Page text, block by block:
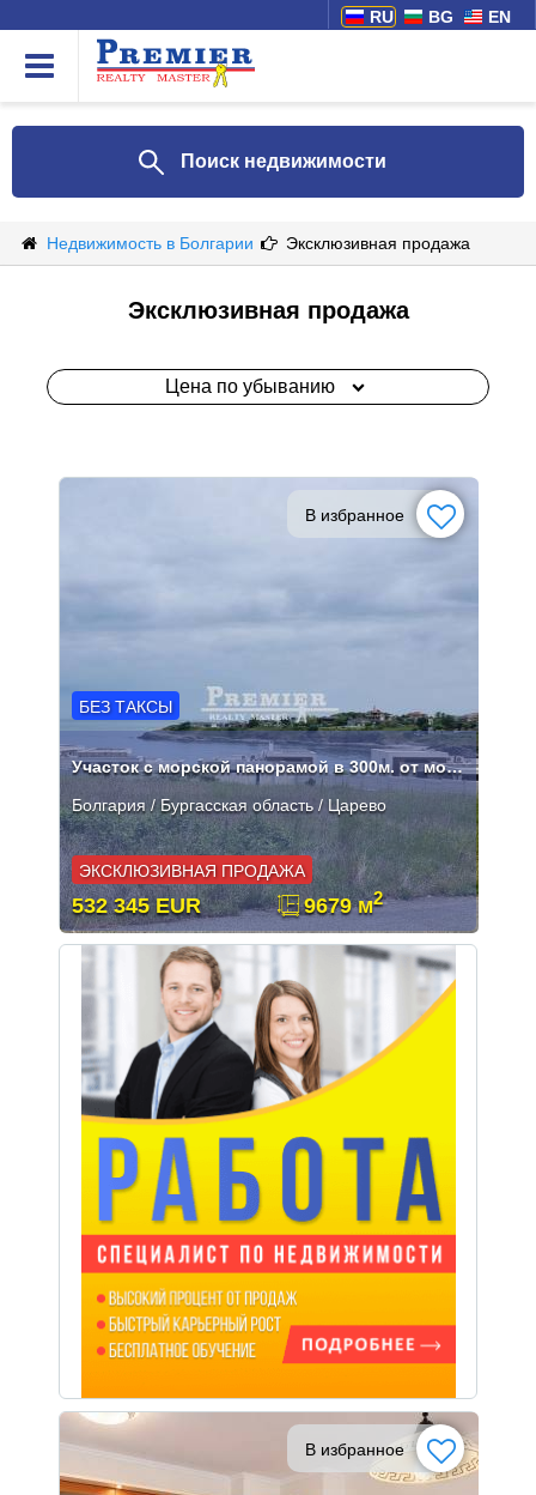
RU BG EN
Поиск недвижимости
Недвижимость в Болгарии Эксклюзивная продажа
Эксклюзивная продажа
Цена по убыванию
В избранное
БЕЗ ТАКСЫ
Участок с морской панорамой в 300м. от моря г.Царево!
Болгария / Бургасская область / Царево
ЭКСКЛЮЗИВНАЯ ПРОДАЖА
532 345 EUR 9679 м2
В избранное